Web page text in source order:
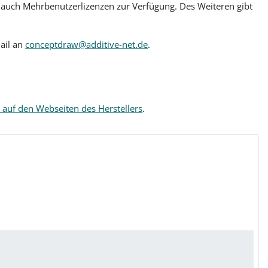
Mehrbenutzerlizenzen zur Verfügung. Des Weiteren gibt
anconceptdraw@additive-net.de.
den Webseiten des Herstellers.